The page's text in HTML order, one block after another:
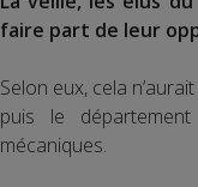
faire part de leur
Selon eux, cela
puis le
mécaniques.